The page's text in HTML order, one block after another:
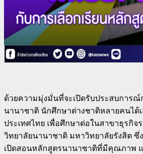
ด้วยความมุ่งมั่นที่จะเปิดรับประสบการณ์
นานาชาติ นักศึกษาต่างชาติหลายคนได้
ประเทศไทย เพื่อศึกษาต่อในสาขาธุรกิจ
วิทยาลัยนานาชาติ มหาวิทยาลัยรังสิต ซึ่
เปิดสอนหลักสูตรนานาชาติที่มีคุณภาพ แ